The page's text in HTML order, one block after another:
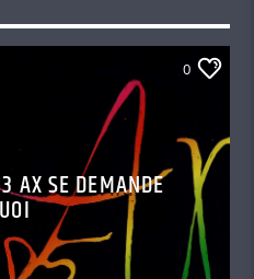
0
AX SE DEMANDE